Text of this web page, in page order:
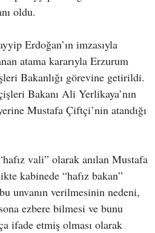
oldu.
Erdoğan’ın imzasıyla
atama kararıyla Erzurum
Bakanlığı görevine getirildi.
Bakanı Ali Yerlikaya’nın
Mustafa Çiftçi’nin atandığı
vali” olarak anılan Mustafa
kabinede “hafız bakan”
unvanın verilmesinin nedeni,
ezbere bilmesi ve bunu
ifade etmiş olması olarak